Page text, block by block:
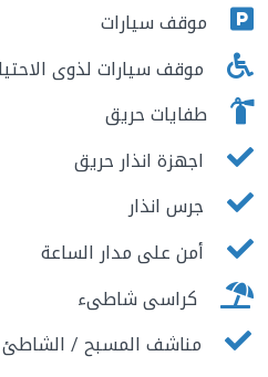
موقف سيارات
موقف سيارات لذوى
طفايات حريق
اجهزة انذار حريق
جرس انذار
أمن على مدار الساعة
كراسى شاطىء
مناشف المسبح / الشاطئ